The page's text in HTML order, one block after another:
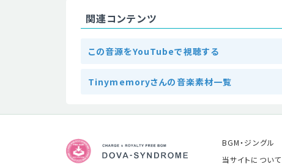
関連コンテンツ
この音源をYouTubeで視聴する
Tinymemoryさんの音楽素材一覧
BGM・ジングル
当サイトについて